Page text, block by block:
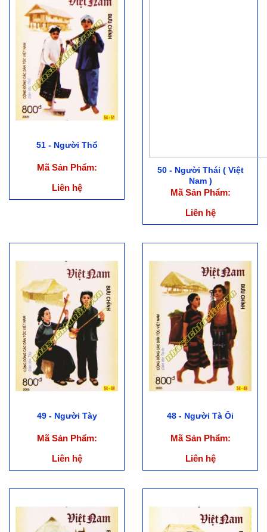
51 - Người Thổ
Mã Sản Phẩm:
Liên hệ
50 - Người Thái ( Việt
Nam )
Mã Sản Phẩm:
Liên hệ
49 - Người Tày
Mã Sản Phẩm:
Liên hệ
48 - Người Tà Ôi
Mã Sản Phẩm:
Liên hệ